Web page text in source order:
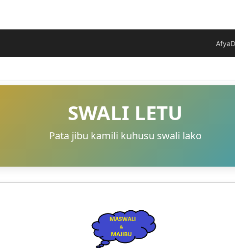
Afya
SWALI LETU
Pata jibu kamili kuhusu swali lako